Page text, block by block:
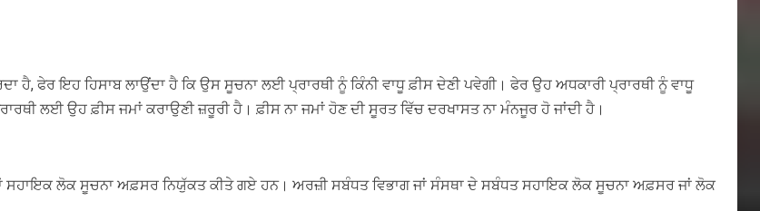
ਫੇਰ ਇਹ ਹਿਸਾਬ ਲਾਉਂਦਾ ਹੈ ਕਿ ਉਸ ਸੂਚਨਾ ਲਈ ਪ੍ਰਾਰਥੀ ਨੂੰ ਕਿੰਨੀ ਵਾਧੂ ਫ਼ੀਸ ਦੇਣੀ ਪਵੇਗੀ। ਫੇਰ ਉਹ ਅਧਕਾਰੀ ਪ੍ਰਾਰਥੀ ਨੂੰ ਵਾਧੂ
ਲਈ ਉਹ ਫ਼ੀਸ ਜਮਾਂ ਕਰਾਉਣੀ ਜ਼ਰੂਰੀ ਹੈ। ਫ਼ੀਸ ਨਾ ਜਮਾਂ ਹੋਣ ਦੀ ਸੂਰਤ ਵਿੱਚ ਦਰਖਾਸਤ ਨਾ ਮੰਨਜੂਰ ਹੋ ਜਾਂਦੀ ਹੈ।
ਸਹਾਇਕ ਲੋਕ ਸੂਚਨਾ ਅਫ਼ਸਰ ਨਿਯੁੱਕਤ ਕੀਤੇ ਗਏ ਹਨ। ਅਰਜ਼ੀ ਸਬੰਧਤ ਵਿਭਾਗ ਜਾਂ ਸੰਸਥਾ ਦੇ ਸਬੰਧਤ ਸਹਾਇਕ ਲੋਕ ਸੂਚਨਾ ਅਫ਼ਸਰ ਜਾਂ ਲੋਕ